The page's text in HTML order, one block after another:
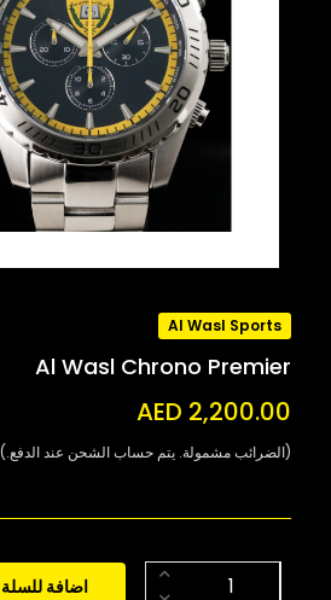
Al Wasl Sports
Al Wasl Chrono Premier
AED 2,200.00
(الضرائب مشمولة. يتم حساب الشحن عند الدفع.)
اضافة للسلة